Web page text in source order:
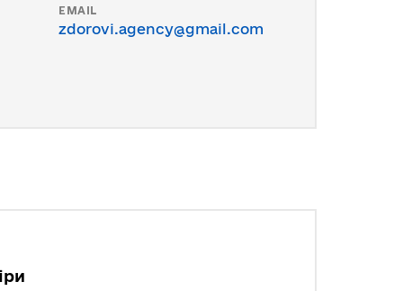
EMAIL
zdorovi.agency@gmail.com